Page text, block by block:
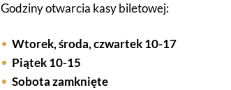
Godziny otwarcia kasy biletowej:
Wtorek, środa, czwartek 10-17
Piątek 10-15
Sobota zamknięte